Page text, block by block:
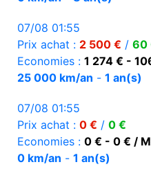
07/08 01:55
Prix achat : 2 500 € / 60
Economies : 1 274 € -
25 000 km/an - 1 an(s)
07/08 01:55
Prix achat : 0 € / 0 €
Economies : 0 € - 0 € /
0 km/an - 1 an(s)